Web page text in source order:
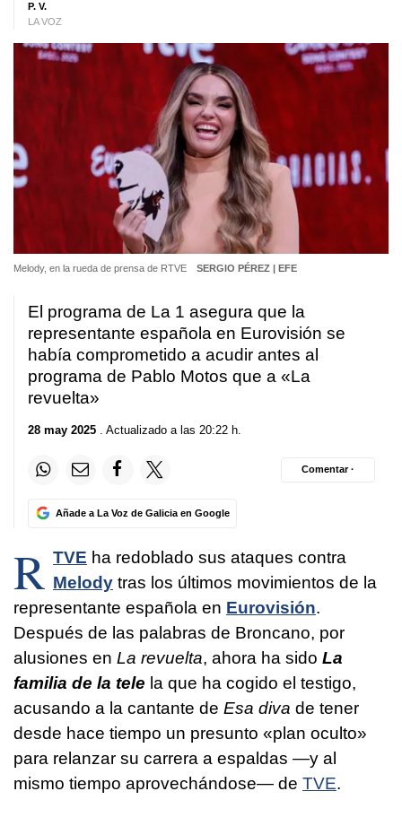
P. V.
LA VOZ
Melody, en la rueda de prensa de RTVE SERGIO PÉREZ | EFE
El programa de La 1 asegura que la
representante española en Eurovisión se
había comprometido a acudir antes al
programa de Pablo Motos que a «La
revuelta»
28 may 2025 . Actualizado a las 20:22 h.
Añade a La Voz de Galicia en Google
Comentar ·
R TVE ha redoblado sus ataques contra
Melody tras los últimos movimientos de la
representante española en Eurovisión.
Después de las palabras de Broncano, por
alusiones en La revuelta, ahora ha sido La
familia de la tele la que ha cogido el testigo,
acusando a la cantante de Esa diva de tener
desde hace tiempo un presunto «plan oculto»
para relanzar su carrera a espaldas —y al
mismo tiempo aprovechándose— de TVE.